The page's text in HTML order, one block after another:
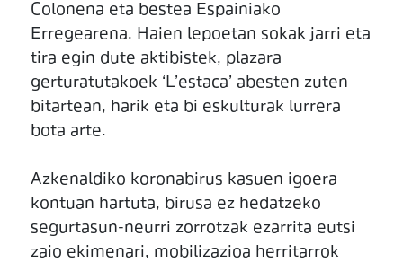
Colonena eta bestea Espainiako
Erregearena. Haien lepoetan sokak jarri eta
tira egin dute aktibistek, plazara
gerturatutakoek ‘L’estaca’ abesten zuten
bitartean, harik eta bi eskulturak lurrera
bota arte.
Azkenaldiko koronabirus kasuen igoera
kontuan hartuta, birusa ez hedatzeko
segurtasun-neurri zorrotzak ezarrita eutsi
zaio ekimenari, mobilizazioa herritarrok